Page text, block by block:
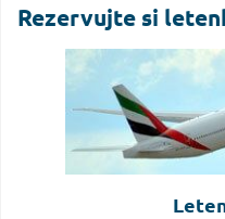
Rezervujte si